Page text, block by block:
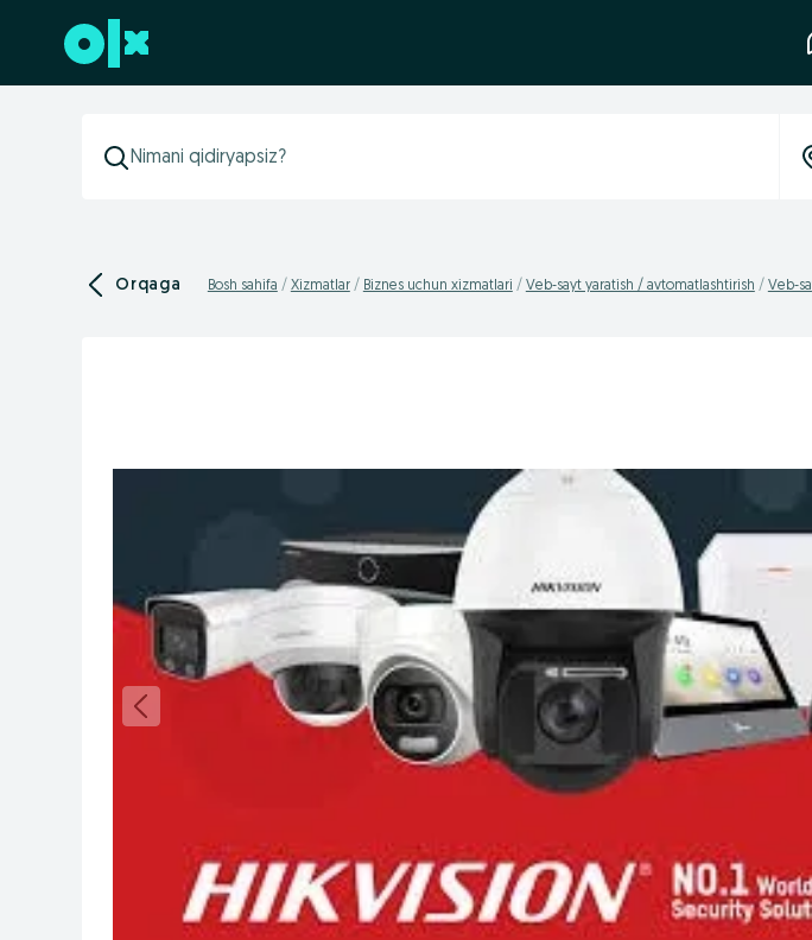
Futerga oʻtish
Orqaga Bosh sahifa Xizmatlar Biznes uchun xizmatlari Veb-sayt yaratish / avtomatlashtirish Veb-